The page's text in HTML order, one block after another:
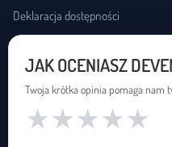
Deklaracja dostępności
USŁUGI
JAK OCENIASZ
Twoja krótka opinia pomaga nam
★
★
★
★
★